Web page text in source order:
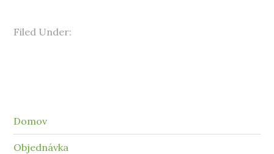
Filed Under:
Domov
Objednávka